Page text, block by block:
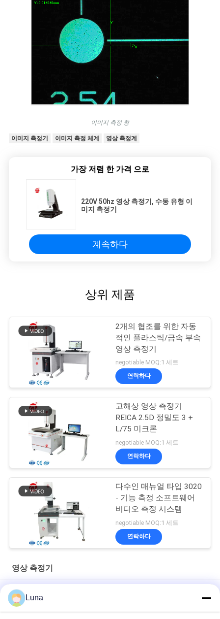
이미지 측정 창
이미지 측정기 이미지 측정 체계 영상 측정계
가장 저렴 한 가격 으로
220V 50hz 영상 측정기, 수동 유형 이
미지 측정기
계속하다
상위 제품
2개의 협조를 위한 자동
적인 플라스틱/금속 부속
영상 측정기
negotiable MOQ:1 세트
연락하다
고해상 영상 측정기
REICA 2.5D 정밀도 3 +
L/75 미크론
negotiable MOQ:1 세트
연락하다
다수인 매뉴얼 타입 3020
- 기능 측정 소프트웨어
비디오 측정 시스템
negotiable MOQ:1 세트
연락하다
영상 측정기
기구를 측정하는 220V 서보 모터 받침대 이미지
3D 수동 영상 측정기 색깔 CCD 사진기/Measurment 광학적인 체
Luna